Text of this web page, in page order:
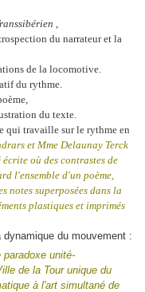
du narrateur et la
de la locomotive.
du rythme.
du texte.
qui travaille sur le rythme en
et Mme Delaunay Terck
où des contrastes de
l'ensemble d'un poème,
notes superposées dans la
plastiques et imprimés
du mouvement :
unité-
de la Tour unique du
à l'art simultané de